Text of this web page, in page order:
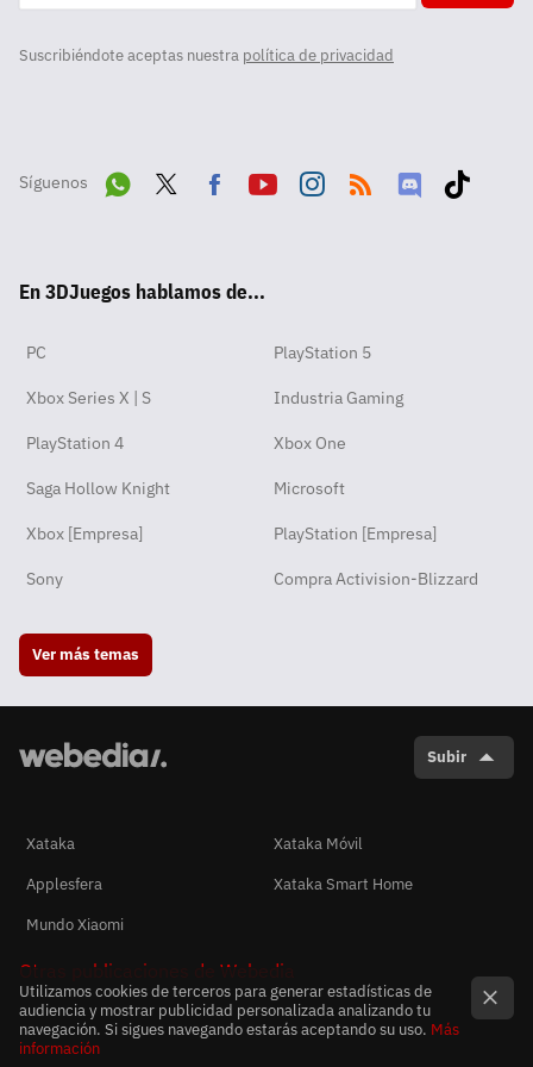
Suscribiéndote aceptas nuestra política de privacidad
Síguenos
pp
ok
En 3DJuegos hablamos de...
PC PlayStation 5
Xbox Series X | S Industria Gaming
PlayStation 4 Xbox One
Saga Hollow Knight Microsoft
Xbox [Empresa] PlayStation [Empresa]
Sony Compra Activision-Blizzard
Ver más temas
Subir
Xataka
Xataka Móvil
Applesfera
Xataka Smart Home
Mundo Xiaomi
Otras publicaciones de Webedia
Utilizamos cookies de terceros para generar estadísticas de
audiencia y mostrar publicidad personalizada analizando tu
navegación. Si sigues navegando estarás aceptando su uso. Más
información